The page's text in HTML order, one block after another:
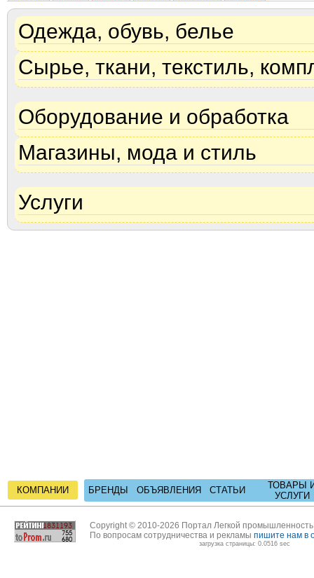
Одежда, обувь, белье
Сырье, ткани, текстиль,
Оборудование и обработка
Магазины, мода и стиль
Услуги
КОМПАНИИ БРЕНДЫ ОБЪЯВЛЕНИЯ СТАТЬИ
ТОВАРЫ
УСЛУГИ
Copyright © 2010-2026 Портал Легкой
По вопросам сотрудничества и рекламы пишите нам в
загрузка страницы: 0.0516 sec